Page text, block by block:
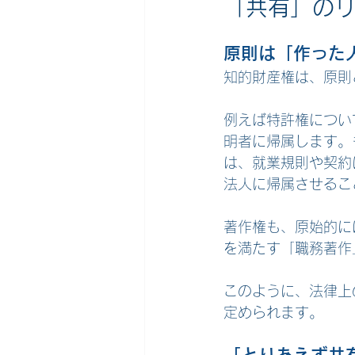
「共有」の
原則は「作った
知的財産権は、原
例えば特許権につ
明者に帰属します
は、就業規則や契
法人に帰属させる
著作権も、原始的
を満たす「職務著
このように、法律
定められます。